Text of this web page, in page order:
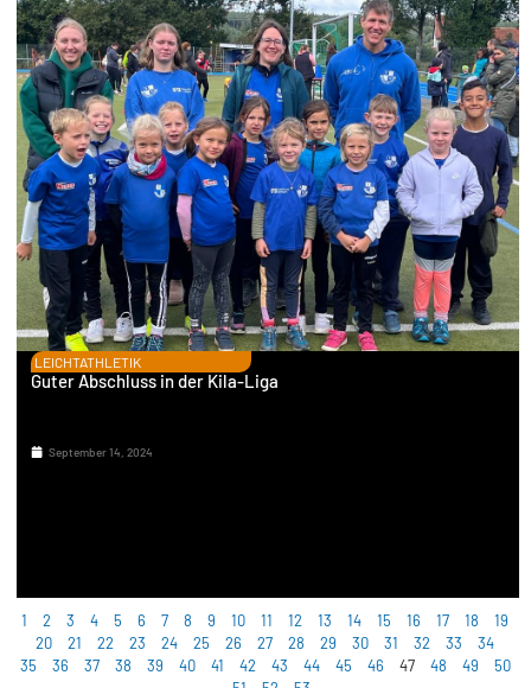
LEICHTATHLETIK
Guter Abschluss in der Kila-Liga
September 14, 2024
1 2 3 4 5 6 7 8 9 10 11 12 13 14 15 16 17 18
19
20
21 22 23 24 25 26 27 28 29 30 31 32 33
34
35
36 37 38 39 40 41 42 43 44 45 46 47 48 49
50